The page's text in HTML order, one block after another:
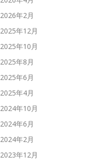
2026年2月
2025年12月
2025年10月
2025年8月
2025年6月
2025年4月
2024年10月
2024年6月
2024年2月
2023年12月